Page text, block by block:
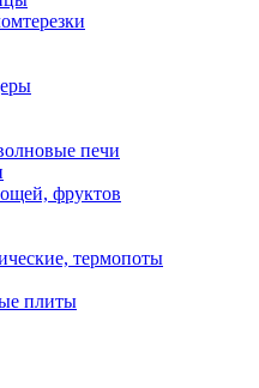
печи
фруктов
термопоты
плиты